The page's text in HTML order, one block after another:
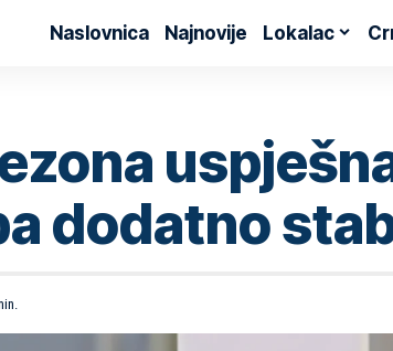
Naslovnica Najnovije Lokalac
dodatno